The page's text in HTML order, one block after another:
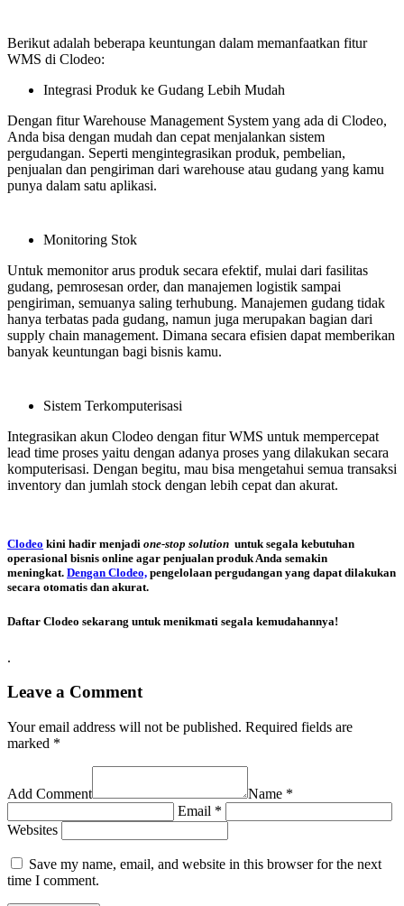
Berikut adalah beberapa keuntungan dalam memanfaatkan fitur
WMS di Clodeo:
Integrasi Produk ke Gudang Lebih Mudah
Dengan fitur Warehouse Management System yang ada di Clodeo,
Anda bisa dengan mudah dan cepat menjalankan sistem
pergudangan. Seperti mengintegrasikan produk, pembelian,
penjualan dan pengiriman dari warehouse atau gudang yang kamu
punya dalam satu aplikasi.
Monitoring Stok
Untuk memonitor arus produk secara efektif, mulai dari fasilitas
gudang, pemrosesan order, dan manajemen logistik sampai
pengiriman, semuanya saling terhubung. Manajemen gudang tidak
hanya terbatas pada gudang, namun juga merupakan bagian dari
supply chain management. Dimana secara efisien dapat memberikan
banyak keuntungan bagi bisnis kamu.
Sistem Terkomputerisasi
Integrasikan akun Clodeo dengan fitur WMS untuk mempercepat
lead time proses yaitu dengan adanya proses yang dilakukan secara
komputerisasi. Dengan begitu, mau bisa mengetahui semua transaksi
inventory dan jumlah stock dengan lebih cepat dan akurat.
Clodeo kini hadir menjadi one-stop solution untuk segala kebutuhan
operasional bisnis online agar penjualan produk Anda semakin
meningkat. Dengan Clodeo, pengelolaan pergudangan yang dapat dilakukan
secara otomatis dan akurat.
Daftar Clodeo sekarang untuk menikmati segala kemudahannya!
.
Leave a Comment
Your email address will not be published. Required fields are
marked *
Add Comment
Name *
Email *
Websites
Save my name, email, and website in this browser for the next
time I comment.